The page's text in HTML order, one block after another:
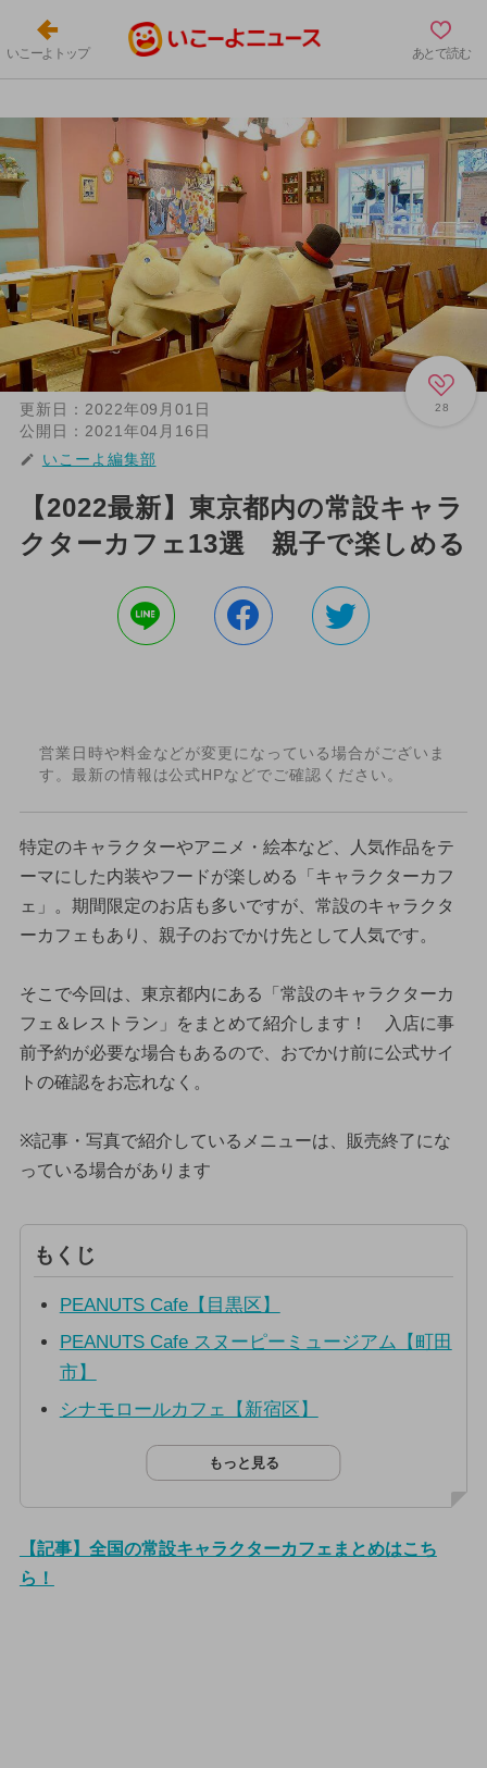
いこーよトップ あとで読む
28
更新日： 2022年09月01日
公開日： 2021年04月16日
いこーよ編集部
【2022最新】東京都内の常設キャラ
クターカフェ13選 親子で楽しめる
営業日時や料金などが変更になっている場合がございま
す。最新の情報は公式HPなどでご確認ください。
特定のキャラクターやアニメ・絵本など、人気作品をテ
ーマにした内装やフードが楽しめる「キャラクターカフ
ェ」。期間限定のお店も多いですが、常設のキャラクタ
ーカフェもあり、親子のおでかけ先として人気です。
そこで今回は、東京都内にある「常設のキャラクターカ
フェ＆レストラン」をまとめて紹介します！ 入店に事
前予約が必要な場合もあるので、おでかけ前に公式サイ
トの確認をお忘れなく。
※記事・写真で紹介しているメニューは、販売終了にな
っている場合があります
もくじ
PEANUTS Cafe【目黒区】
PEANUTS Cafe スヌーピーミュージアム【町田
市】
シナモロールカフェ【新宿区】
もっと見る
【記事】全国の常設キャラクターカフェまとめはこち
ら！